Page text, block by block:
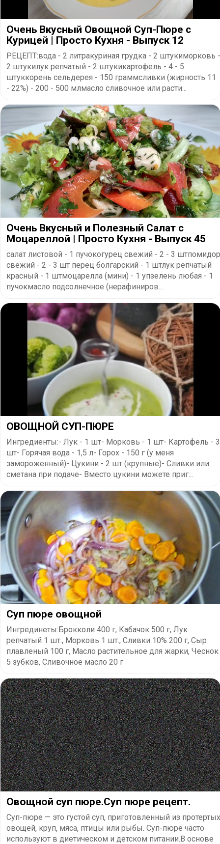
Очень Вкусный Овощной Суп-Пюре с
Курицей | Просто Кухня - Выпуск 12
РЕЦЕПТ:вода - 2 литракуриная грудка - 2 штукиморковь -
2 штукилук репчатый - 2 штукикартофель - 4 - 5
штуккорень сельдерея - 150 граммсливки (жирность 11
- 22%) - 200 - 500 млмасло сливочное или расти...
Очень Вкусный и Полезный Салат с
Моцареллой | Просто Кухня - Выпуск 45
салат листовой - 1 пучокогурец свежий - 2 - 3 штпомидор
свежий - 2 - 3 шт перец болгарский - 1 штлук репчатый
красный - 1 штмоцарелла (мини) - 1 упзелень любая - 1
пучокмасло подсолнечное (нерафиниров...
ОВОЩНОЙ СУП-ПЮРЕ
Ингредиенты:- Лук - 1 шт- Морковь - 1 шт- Картофель - 3
шт- Горячая вода - 1,5 л- Горох - 150 г (у меня
замороженный)- Цукини - 2 шт (крупные)- Сливки или
сметана при подаче- Вместо цукини можете приг...
Суп пюре овощной
Ингрединеты:Брокколи 400 г, Кабачок 500 г, Лук
репчатый 1 шт., Морковь 1 шт., Сливки 10% 200 г, Сыр
плавленый 100 г, Масло растительное для жарки, Чеснок
5 зубков, Сливочное масло 20 г
Овощной суп пюре.Суп пюре рецепт.
Суп-пюре — это густой суп, приготовленный из протертых
овощей, круп, мяса, птицы или рыбы. Суп-пюре часто
используют в диетическом и детском питании.В основе